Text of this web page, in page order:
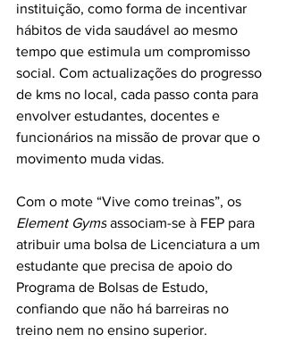
instituição, como forma de incentivar
hábitos de vida saudável ao mesmo
tempo que estimula um compromisso
social. Com actualizações do progresso
de kms no local, cada passo conta para
envolver estudantes, docentes e
funcionários na missão de provar que o
movimento muda vidas.
Com o mote “Vive como treinas”, os
Element Gyms associam-se à FEP para
atribuir uma bolsa de Licenciatura a um
estudante que precisa de apoio do
Programa de Bolsas de Estudo,
confiando que não há barreiras no
treino nem no ensino superior.